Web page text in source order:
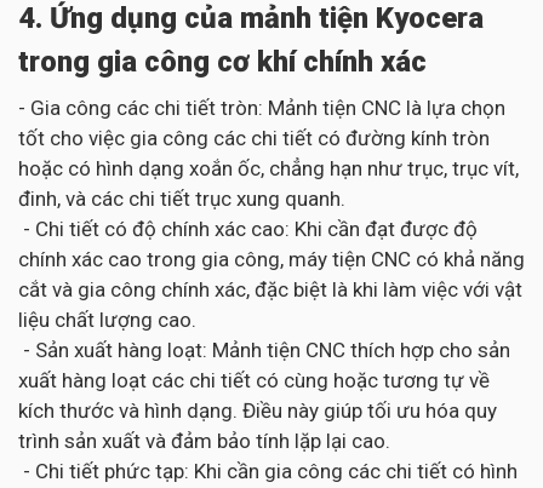
4. Ứng dụng của mảnh tiện Kyocera
trong gia công cơ khí chính xác
- Gia công các chi tiết tròn: Mảnh tiện CNC là lựa chọn
tốt cho việc gia công các chi tiết có đường kính tròn
hoặc có hình dạng xoắn ốc, chẳng hạn như trục, trục vít,
đinh, và các chi tiết trục xung quanh.
- Chi tiết có độ chính xác cao: Khi cần đạt được độ
chính xác cao trong gia công, máy tiện CNC có khả năng
cắt và gia công chính xác, đặc biệt là khi làm việc với vật
liệu chất lượng cao.
- Sản xuất hàng loạt: Mảnh tiện CNC thích hợp cho sản
xuất hàng loạt các chi tiết có cùng hoặc tương tự về
kích thước và hình dạng. Điều này giúp tối ưu hóa quy
trình sản xuất và đảm bảo tính lặp lại cao.
- Chi tiết phức tạp: Khi cần gia công các chi tiết có hình